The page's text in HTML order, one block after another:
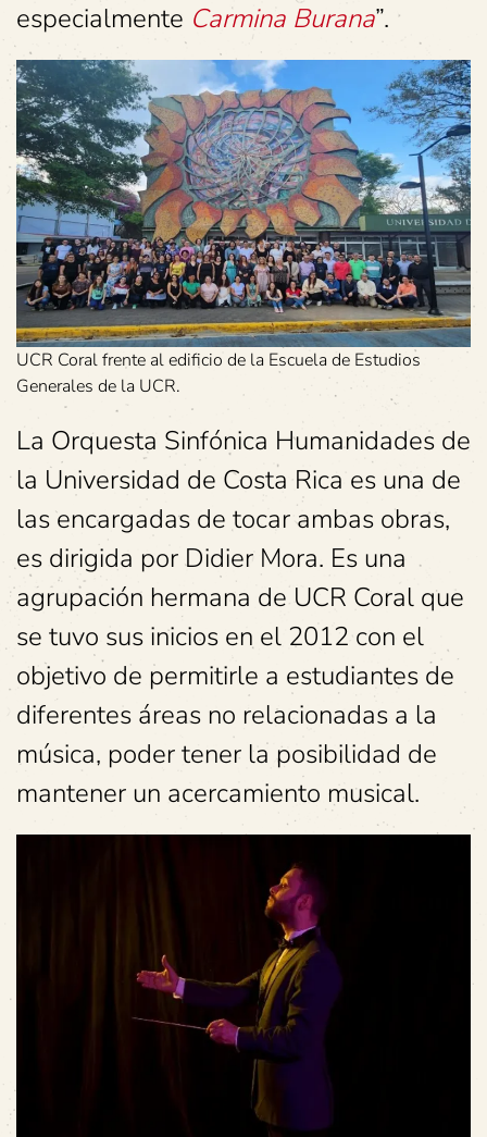
especialmente Carmina Burana”.
UCR Coral frente al edificio de la Escuela de Estudios
Generales de la UCR.
La Orquesta Sinfónica Humanidades de
la Universidad de Costa Rica es una de
las encargadas de tocar ambas obras,
es dirigida por Didier Mora. Es una
agrupación hermana de UCR Coral que
se tuvo sus inicios en el 2012 con el
objetivo de permitirle a estudiantes de
diferentes áreas no relacionadas a la
música, poder tener la posibilidad de
mantener un acercamiento musical.